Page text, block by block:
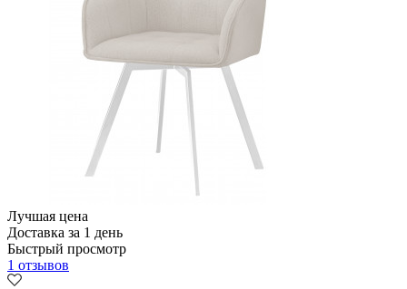
Лучшая цена
Доставка за 1 день
Быстрый просмотр
1 отзывов